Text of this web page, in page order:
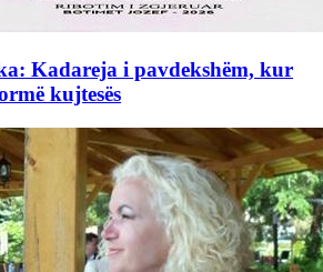
Kadareja i pavdekshëm, kur
kujtesës